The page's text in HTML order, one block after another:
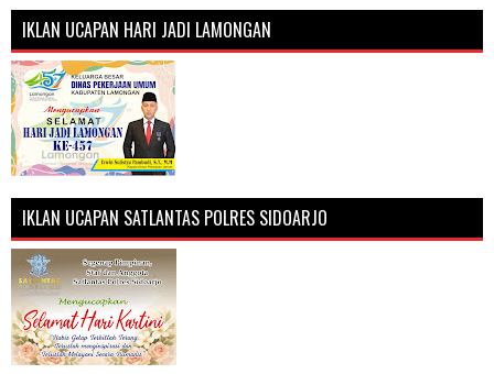
IKLAN UCAPAN HARI JADI LAMONGAN
IKLAN UCAPAN SATLANTAS POLRES SIDOARJO